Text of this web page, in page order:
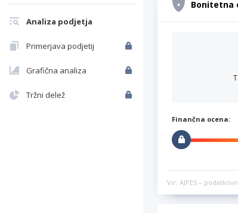
Analiza podjetja
Primerjava podjetij
Grafična analiza
Tržni delež
Bonitetna
Finančna ocena:
Vir: AJPES –